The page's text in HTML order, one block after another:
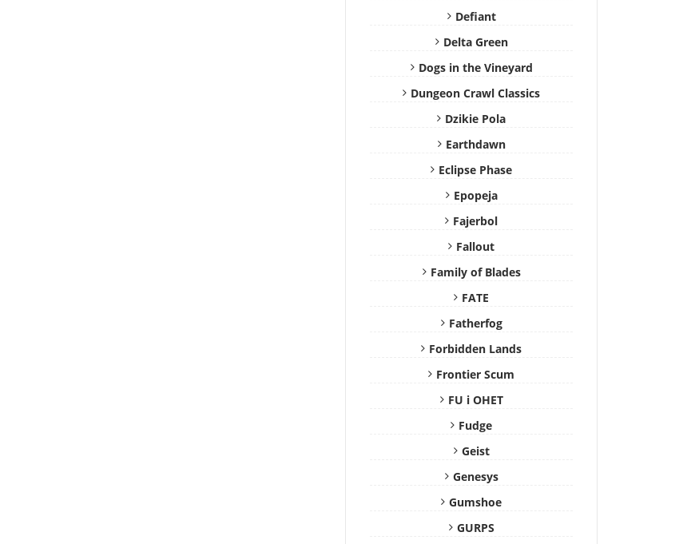
Defiant
Delta Green
Dogs in the Vineyard
Dungeon Crawl Classics
Dzikie Pola
Earthdawn
Eclipse Phase
Epopeja
Fajerbol
Fallout
Family of Blades
FATE
Fatherfog
Forbidden Lands
Frontier Scum
FU i OHET
Fudge
Geist
Genesys
Gumshoe
GURPS